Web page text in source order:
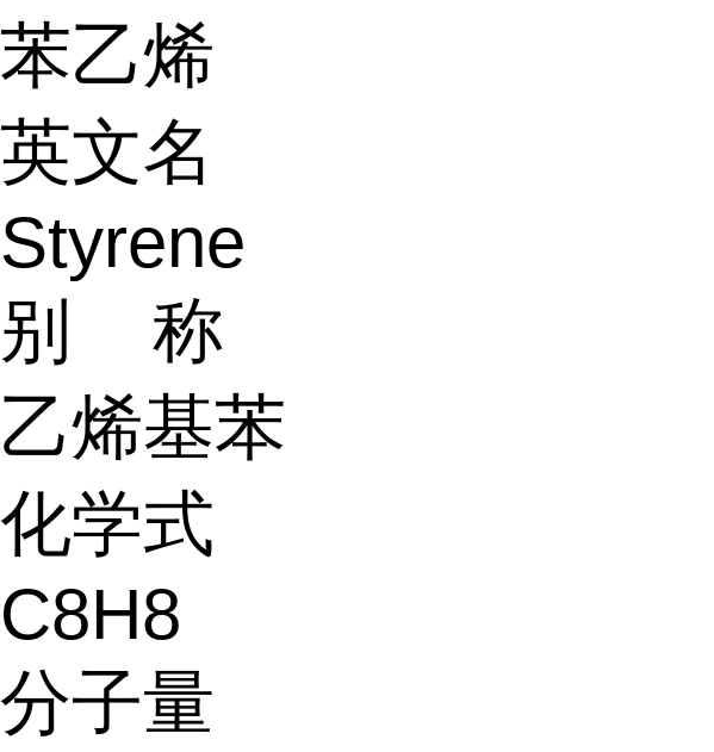
苯乙烯
英文名
Styrene
别 称
乙烯基苯
化学式
C8H8
分子量